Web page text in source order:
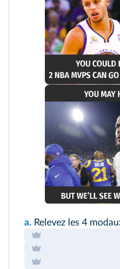
a. Relevez les 4